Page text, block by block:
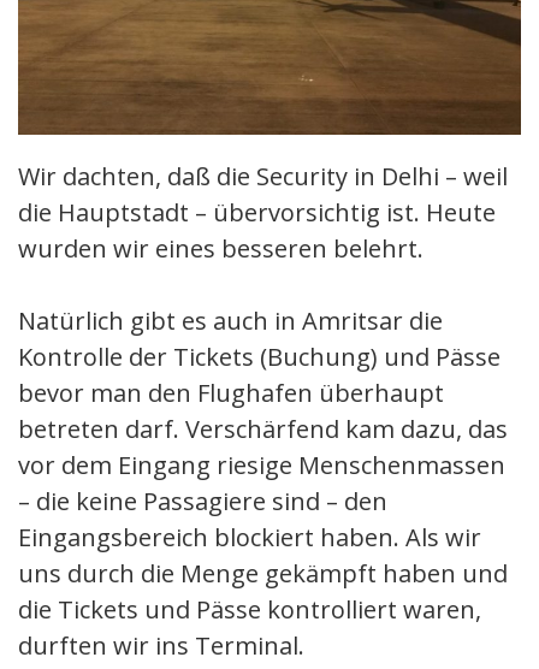
Wir dachten, daß die Security in Delhi – weil
die Hauptstadt – übervorsichtig ist. Heute
wurden wir eines besseren belehrt.
Natürlich gibt es auch in Amritsar die
Kontrolle der Tickets (Buchung) und Pässe
bevor man den Flughafen überhaupt
betreten darf. Verschärfend kam dazu, das
vor dem Eingang riesige Menschenmassen
– die keine Passagiere sind – den
Eingangsbereich blockiert haben. Als wir
uns durch die Menge gekämpft haben und
die Tickets und Pässe kontrolliert waren,
durften wir ins Terminal.